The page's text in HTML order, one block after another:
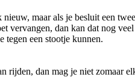
maar als je besluit een
vervangen, dan kan dat nog
tegen een stootje kunnen.
rijden, dan mag je niet zomaar